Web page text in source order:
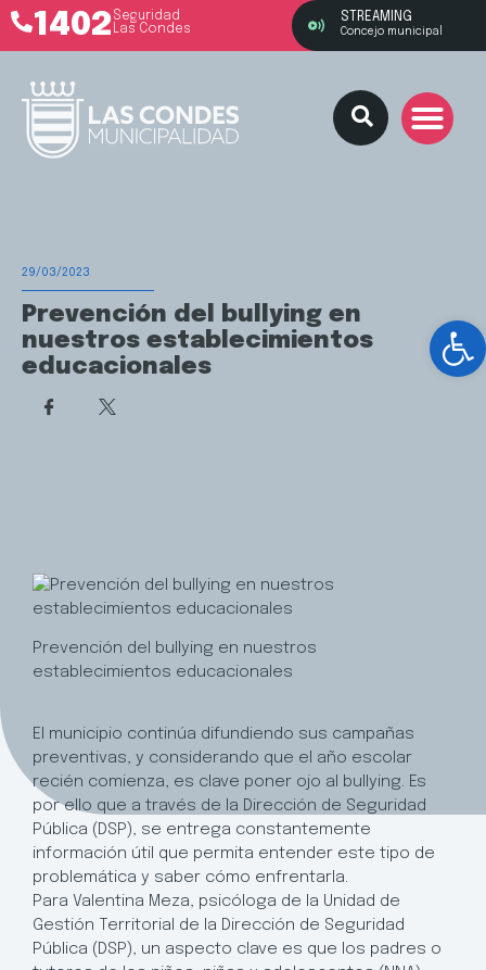
1402 Seguridad
Las Condes
STREAMING
Concejo municipal
29/03/2023
Prevención del bullying en
nuestros establecimientos
educacionales
Prevención del bullying en nuestros
establecimientos educacionales
El municipio continúa difundiendo sus campañas
preventivas, y considerando que el año escolar
recién comienza, es clave poner ojo al bullying. Es
por ello que a través de la Dirección de Seguridad
Pública (DSP), se entrega constantemente
información útil que permita entender este tipo de
problemática y saber cómo enfrentarla.
Para Valentina Meza, psicóloga de la Unidad de
Gestión Territorial de la Dirección de Seguridad
Pública (DSP), un aspecto clave es que los padres o